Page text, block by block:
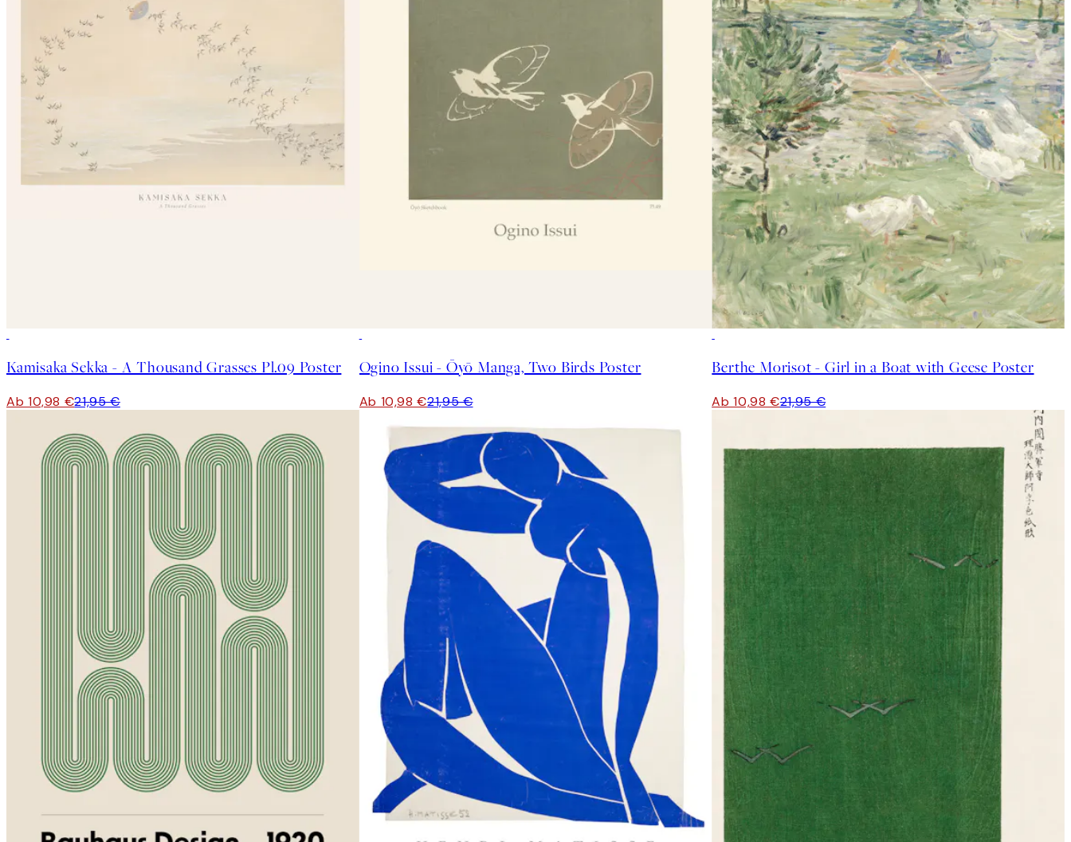
Kamisaka Sekka - A Thousand Grasses Pl.09 Poster
Ab 10,98 €21,95 €
Ogino Issui - Ōyō Manga, Two Birds Poster
Ab 10,98 €21,95 €
Berthe Morisot - Girl in a Boat with Geese Poster
Ab 10,98 €21,95 €